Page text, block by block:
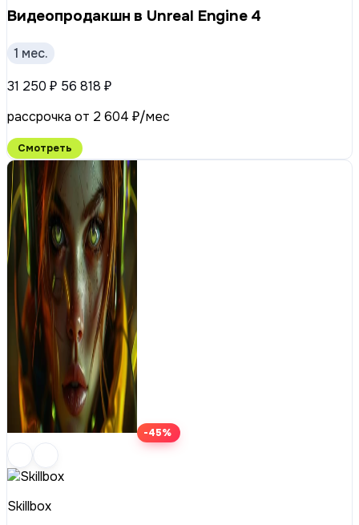
Видеопродакшн в Unreal Engine 4
1 мес.
31 250 ₽ 56 818 ₽
рассрочка от 2 604 ₽/мес
Смотреть
-45%
Skillbox